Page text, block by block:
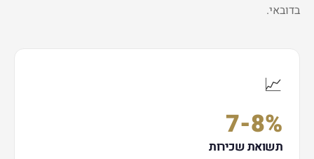
בדובאי.
📈
7-8%
תשואת שכירות